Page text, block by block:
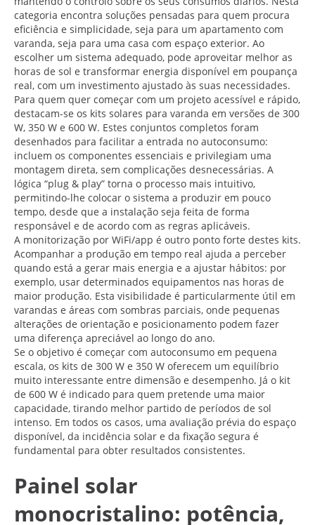
categoria encontra soluções pensadas para quem procura
eficiência e simplicidade, seja para um apartamento com
varanda, seja para uma casa com espaço exterior. Ao
escolher um sistema adequado, pode aproveitar melhor as
horas de sol e transformar energia disponível em poupança
real, com um investimento ajustado às suas necessidades.
Para quem quer começar com um projeto acessível e rápido,
destacam-se os kits solares para varanda em versões de 300
W, 350 W e 600 W. Estes conjuntos completos foram
desenhados para facilitar a entrada no autoconsumo:
incluem os componentes essenciais e privilegiam uma
montagem direta, sem complicações desnecessárias. A
lógica “plug & play” torna o processo mais intuitivo,
permitindo-lhe colocar o sistema a produzir em pouco
tempo, desde que a instalação seja feita de forma
responsável e de acordo com as regras aplicáveis.
A monitorização por WiFi/app é outro ponto forte destes kits.
Acompanhar a produção em tempo real ajuda a perceber
quando está a gerar mais energia e a ajustar hábitos: por
exemplo, usar determinados equipamentos nas horas de
maior produção. Esta visibilidade é particularmente útil em
varandas e áreas com sombras parciais, onde pequenas
alterações de orientação e posicionamento podem fazer
uma diferença apreciável ao longo do ano.
Se o objetivo é começar com autoconsumo em pequena
escala, os kits de 300 W e 350 W oferecem um equilíbrio
muito interessante entre dimensão e desempenho. Já o kit
de 600 W é indicado para quem pretende uma maior
capacidade, tirando melhor partido de períodos de sol
intenso. Em todos os casos, uma avaliação prévia do espaço
disponível, da incidência solar e da fixação segura é
fundamental para obter resultados consistentes.
Painel solar
monocristalino: potência,